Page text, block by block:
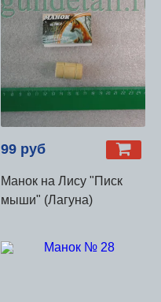
99 руб
Манок на Лису "Писк
мыши" (Лагуна)